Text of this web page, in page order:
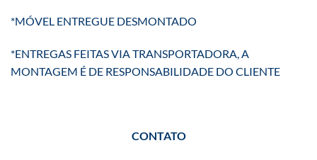
*MÓVEL ENTREGUE DESMONTADO
*ENTREGAS FEITAS VIA TRANSPORTADORA, A
MONTAGEM É DE RESPONSABILIDADE DO CLIENTE
CONTATO